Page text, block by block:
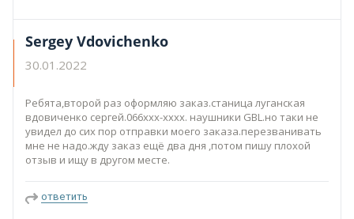
Sergey Vdovichenko
30.01.2022
Ребята,второй раз оформляю заказ.станица луганская
вдовиченко сергей.066ххх-хххх. наушники GBL.но таки не
увидел до сих пор отправки моего заказа.перезванивать
мне не надо.жду заказ ещё два дня ,потом пишу плохой
отзыв и ищу в другом месте.
ответить